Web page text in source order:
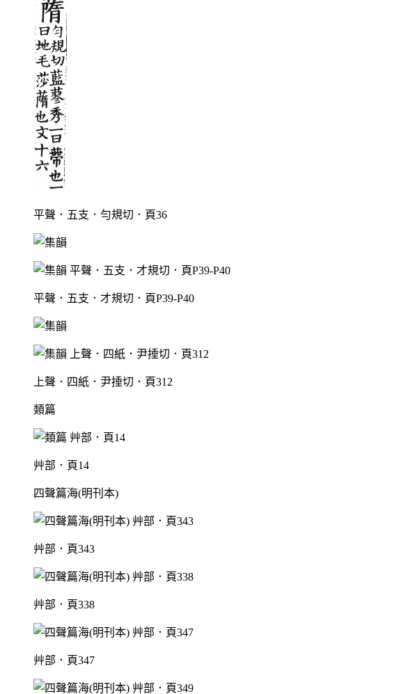
平聲．五支．勻規切．頁36
平聲．五支．才規切．頁P39-P40
上聲．四紙．尹捶切．頁312
類篇
艸部．頁14
四聲篇海(明刊本)
艸部．頁343
艸部．頁338
艸部．頁347